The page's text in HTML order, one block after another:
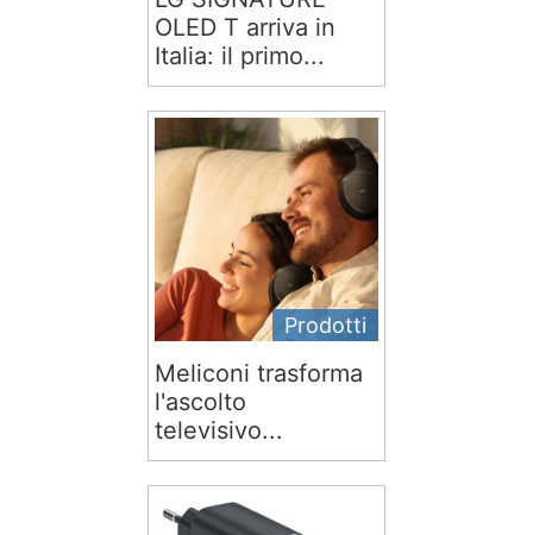
OLED T arriva in
Italia: il primo...
Prodotti
Meliconi trasforma
l'ascolto
televisivo...